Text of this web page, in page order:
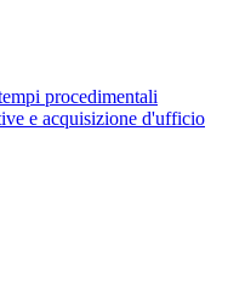
procedimentali
e acquisizione d'ufficio